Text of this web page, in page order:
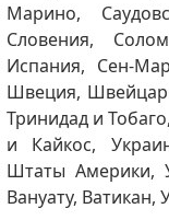
Марино,
Словения,
Испания, Сен-
Швеция,
Тринидад и
и Кайкос,
Штаты Америки,
Вануату, Ватикан,